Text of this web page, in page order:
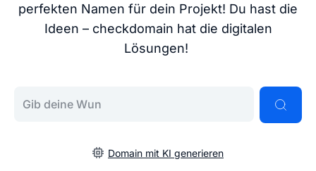
perfekten Namen für dein Projekt! Du hast die
Ideen – checkdomain hat die digitalen
Lösungen!
Domain mit KI generieren